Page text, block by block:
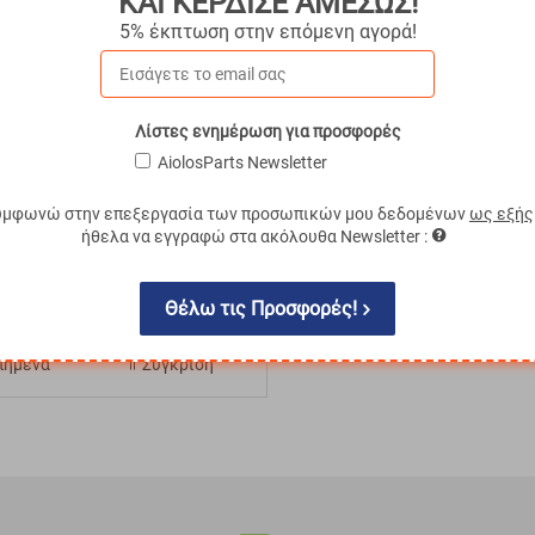
μπουζί περονοφόρου- κλαρκ με
2018785
€3.62
€3.26
Σύγκριση
5% έκπτωση στην επόμενη αγορά!
Λίστες ενημέρωση για προσφορές
AiolosParts Newsletter
στην επεξεργασία των προσωπικών μου δεδομένωνως εξής
ήθελα να εγγραφώ στα ακόλουθα Newsletter :
Θέλω τις Προσφορές!